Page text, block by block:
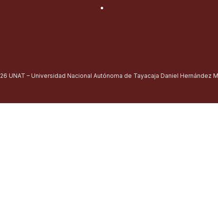
UNAT – Universidad Nacional Autónoma de Tayacaja Daniel Hernández